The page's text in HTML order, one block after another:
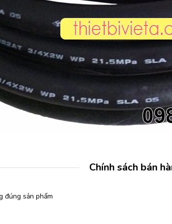
Chính sách bán
đúng sản phẩm